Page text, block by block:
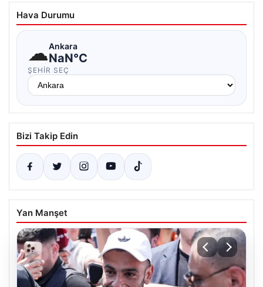
Hava Durumu
☁Ankara
NaN°C
ŞEHIR SEÇ
Bizi Takip Edin
Yan Manşet